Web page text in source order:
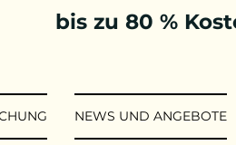
bis zu 80 %
NEWS UND ANGEBOTE